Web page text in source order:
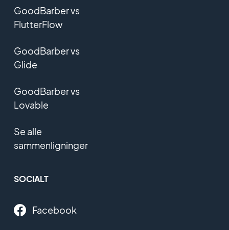
GoodBarber vs
FlutterFlow
GoodBarber vs
Glide
GoodBarber vs
Lovable
Se alle
sammenligninger
SOCIALT
Facebook